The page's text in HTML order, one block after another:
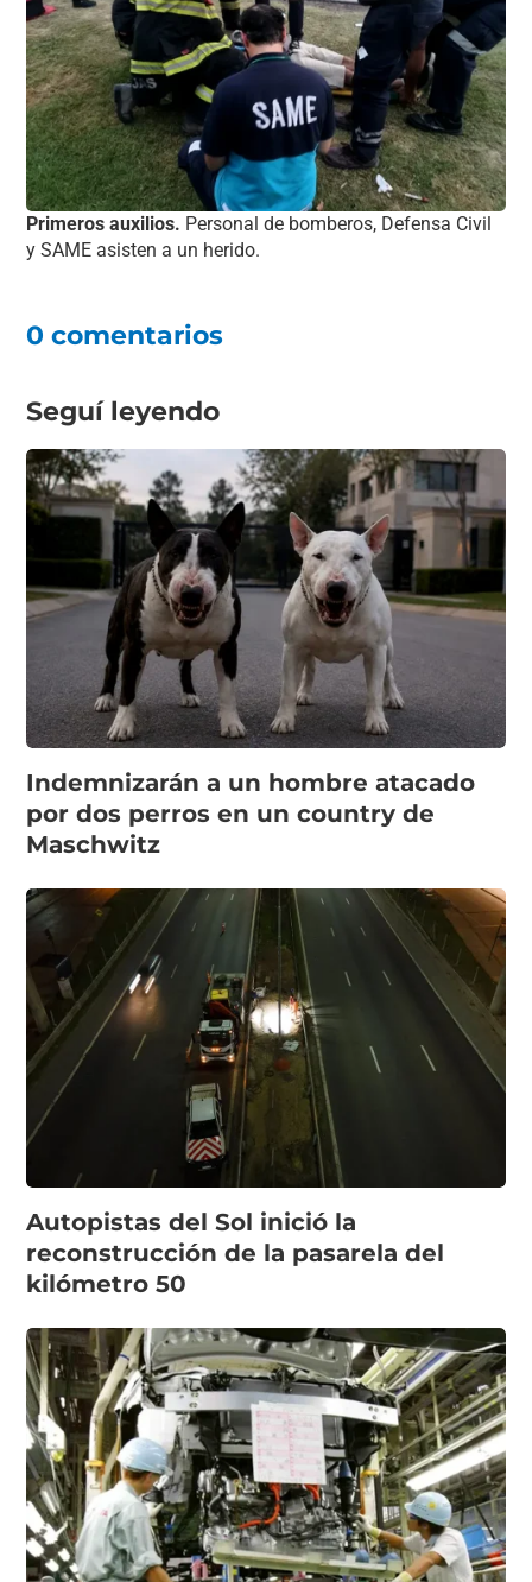
Primeros auxilios. Personal de bomberos, Defensa Civil
y SAME asisten a un herido.
0 comentarios
Seguí leyendo
Indemnizarán a un hombre atacado
por dos perros en un country de
Maschwitz
Autopistas del Sol inició la
reconstrucción de la pasarela del
kilómetro 50